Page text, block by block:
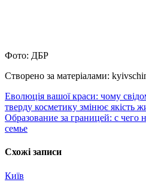
Фото: ДБР
Створено за матеріалами:
Навігація
записів
Еволюція вашої краси: чому
тверду косметику змінює якість
Образование за границей: с чего
семье
Схожі записи
Київ